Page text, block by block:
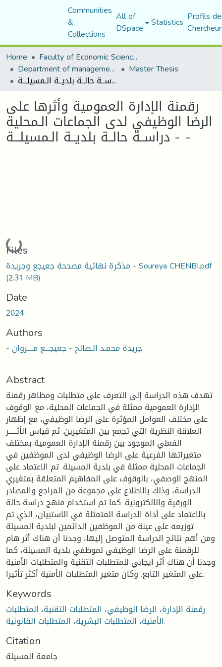
Communities
&
Collections
All of
DSpace Statistics Profils
Home
Faculty of Economic Sciences, Commerce and Management Sciences
Department of management sciences Master Thesis
رقمنة الإدارة العمومية وأثرها على الرضا الوظيفي لدى الجماعات الـمحلية - دراســة حالــة بلديــة الـمسيلـــة -
رقمنة الإدارة العمومية وأثرها على
الرضا الوظيفي لدى الجماعات الـمحلية
- دراســة حالــة بلديــة الـمسيلـــة -
Loading...
Files
مذكرة نهائية مصححة جعيجع وجريدة - Soureya CHENBI.pdf
(2.31 MB)
Date
2024
Authors
- جريدة محمـد الـصالح - جعيجـــع مــــروان
Abstract
تهدف هذه الدراسة إلى التعرف على متطلبات ومظاهر رقمنة
الإدارة العمومية ممثلة في الجماعات المحلية، مع الوقوف
على مختلف العوامل المؤثرة على الرضا الوظيفي، مع إظهار
العلاقة النظرية التي تجمع بين المتغيرين. ثم قياس الأثـــــر
الفعلي الموجود بين رقمنة الإدارة العمومية بمختلف
متغيراتها الفرعية على الرضا الوظيفي لدى الموظفين في
الجماعات المحلية ممثلة في بلدية المسيلة. تم الاعتماد على
المنهج الوصفي، بالوقوف على المفاهيم المتعلقة بمتغيري
الدراسة، وذلك بالاطلاع على مجموعة من المراجع والمصادر
الورقية والالكترونية. كما تم استخدام منهج دراسة حالة
بالاعتماد على أداة الدراسة المتمثلة في الاستبيان، الذي تم
توزيعه على عينة من الموظفين الدائمين لبلدية المسيلة
ومن أهم نتائج الدراسة المتوصل إليها، وجدنا أن هناك أثر هام
للرقمنة على الرضا الوظيفي لموظفي بلدية المسيلة، كما
وجدنا أن هناك أثر ايجابي للمتطلبات التقنية والمتطلبات الأمنية
على المتغير التابع. وكان متغير المتطلبات الأمنية أكثر تأثيرا.
Keywords
رقمنة الإدارة، الرضا الوظيفي، المتطلبات التقنية، المتطلبات
الأمنية، المتطلبات البشرية، المتطلبات القانونية.
Citation
جامعة المسيلة